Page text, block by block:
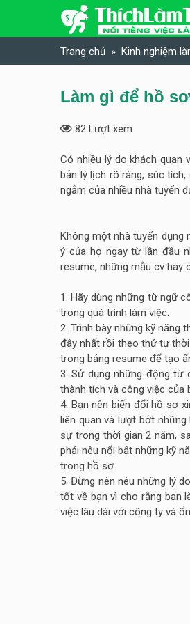
Skip to content
Trang chủ Kinh nghiệm
Làm gì để hồ
82 Lượt xem
Có nhiều lý do khách quan
bản lý lịch rõ ràng, súc
ngắm của nhiều nhà tuyển
Không một nhà tuyển dụng
ý của họ ngay từ lần đầu
resume, những mẫu cv hay
1. Hãy dùng những từ ngữ
trong quá trình làm việc.
2. Trình bày những kỹ năng
đây nhất rồi theo thứ tự
trong bảng resume để tạo
3. Sử dụng những động từ
thành tích và công việc của
4. Bạn nên biến đổi hồ sơ
liên quan và lượt bớt
sự trong thời gian 2 năm,
phải nêu nổi bật những kỹ
trong hồ sơ.
5. Đừng nên nêu những lý
tốt về bạn vì cho rằng bạn
việc lâu dài với công ty và